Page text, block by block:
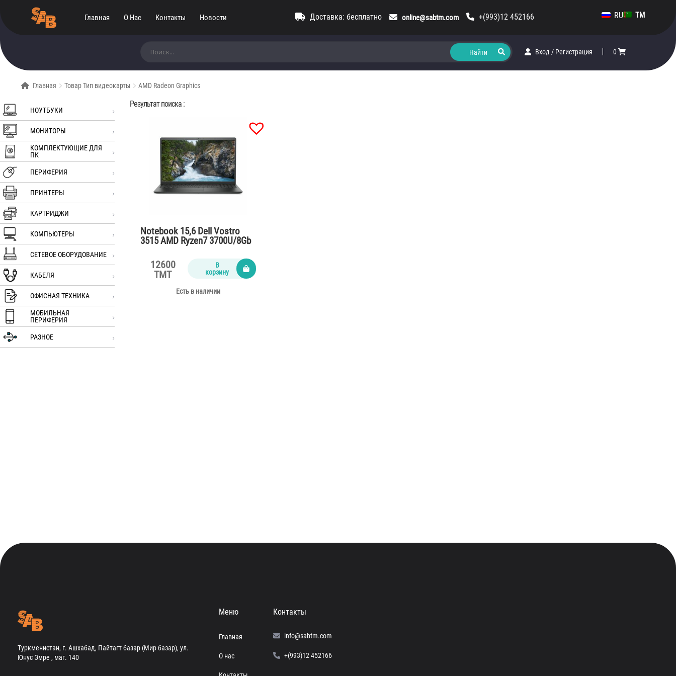
Главная О Нас Контакты Новости Доставка: бесплатно online@sabtm.com +(993)12 452166 RU TM
Вход / Регистрация 0
Главная Товар Тип видеокарты AMD Radeon Graphics
НОУТБУКИ
МОНИТОРЫ
КОМПЛЕКТУЮЩИЕ ДЛЯ
ПК
ПЕРИФЕРИЯ
ПРИНТЕРЫ
КАРТРИДЖИ
КОМПЬЮТЕРЫ
СЕТЕВОЕ ОБОРУДОВАНИЕ
КАБЕЛЯ
ОФИСНАЯ ТЕХНИКА
МОБИЛЬНАЯ
ПЕРИФЕРИЯ
РАЗНОЕ
Результат поиска :
Notebook 15,6 Dell Vostro
3515 AMD Ryzen7 3700U/8Gb
12600
TMT
В
корзину
Есть в наличии
Туркменистан, г. Ашхабад, Пайтагт базар (Мир базар), ул.
Юнус Эмре , маг. 140
Меню
Главная
О нас
Контакты
info@sabtm.com
+(993)12 452166